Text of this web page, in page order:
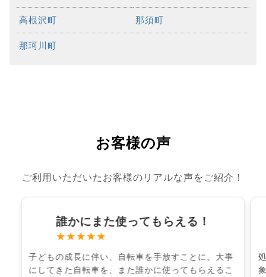
高根沢町 那須町
那珂川町
お客様の声
ご利用いただいたお客様のリアルな声をご紹介！
誰かにまた使ってもらえる！
★★★★★
子どもの成長に伴い、自転車を手放すことに。大事
にしてきた自転車を、また誰かに使ってもらえるこ